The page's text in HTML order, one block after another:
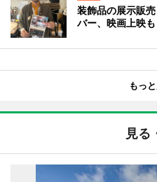
装飾品の展示販
バー、映画上映も
もっ
見る